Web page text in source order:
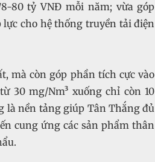
80 tỷ VNĐ mỗi năm; vừa góp
cho hệ thống truyền tải điện
mà còn góp phần tích cực vào
30 mg/Nm³ xuống chỉ còn 10
là nền tảng giúp Tân Thắng đủ
cung ứng các sản phẩm thân